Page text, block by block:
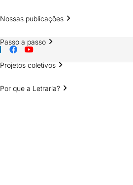
Nossas publicações
Passo a passo
Projetos coletivos
Por que a Letraria?